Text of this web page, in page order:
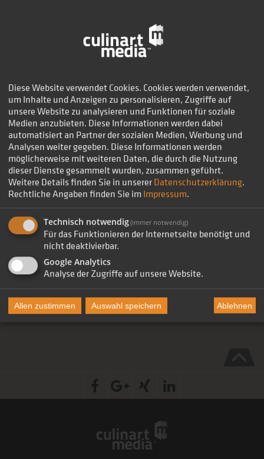
Martin Brüninghaus
Geschäftsführer
m.brueninghaus@culinartmedia.com
Diese Website verwendet Cookies. Cookies werden verwendet,
um Inhalte und Anzeigen zu personalisieren, Zugriffe auf
unsere Website zu analysieren und Funktionen für soziale
Medien anzubieten. Diese Informationen werden dabei
automatisiert an Partner der sozialen Medien, Werbung und
Analysen weiter gegeben. Diese Informationen werden
möglicherweise mit weiteren Daten, die durch die Nutzung
dieser Dienste gesammelt wurden, zusammen geführt.
Weitere Details finden Sie in unsererDatenschutzerklärung.
Rechtliche Angaben finden Sie im Impressum.
Technisch notwendig(immer notwendig)
Für das Funktionieren der Internetseite benötigt und
nicht deaktivierbar.
Google Analytics
Analyse der Zugriffe auf unsere Website.
Allen zustimmen Auswahl speichern Ablehnen